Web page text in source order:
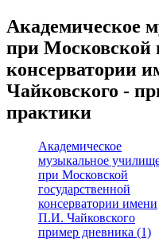
Академическое
при Московской
консерватории
Чайковского -
практики
Академическое
музыкальное
при Московской
государственной
консерватории имени
П.И. Чайковского
пример дневника (1)